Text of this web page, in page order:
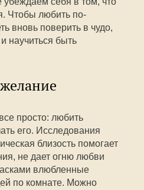
Чтобы любить по-
вновь поверить в чудо,
научиться быть
просто: любить
его. Исследования
близость помогает
не дает огню любви
влюбленные
по комнате. Можно